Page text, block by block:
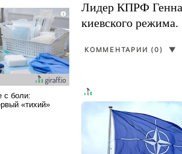
период
Лидер КПРФ
киевского режима.
КОММЕНТАРИИ (0) ▼